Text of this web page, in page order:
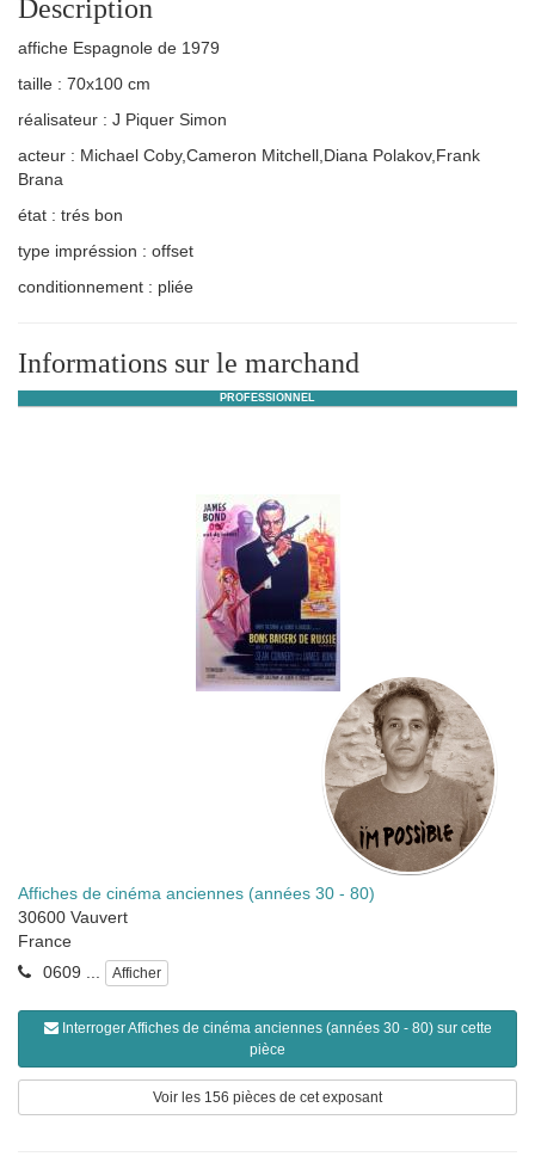
Description
affiche Espagnole de 1979
taille : 70x100 cm
réalisateur : J Piquer Simon
acteur : Michael Coby,Cameron Mitchell,Diana Polakov,Frank
Brana
état : trés bon
type impréssion : offset
conditionnement : pliée
Informations sur le marchand
PROFESSIONNEL
Affiches de cinéma anciennes (années 30 - 80)
30600 Vauvert
France
0609 ...
Afficher
Interroger Affiches de cinéma anciennes (années 30 - 80) sur cette
pièce
Voir les 156 pièces de cet exposant